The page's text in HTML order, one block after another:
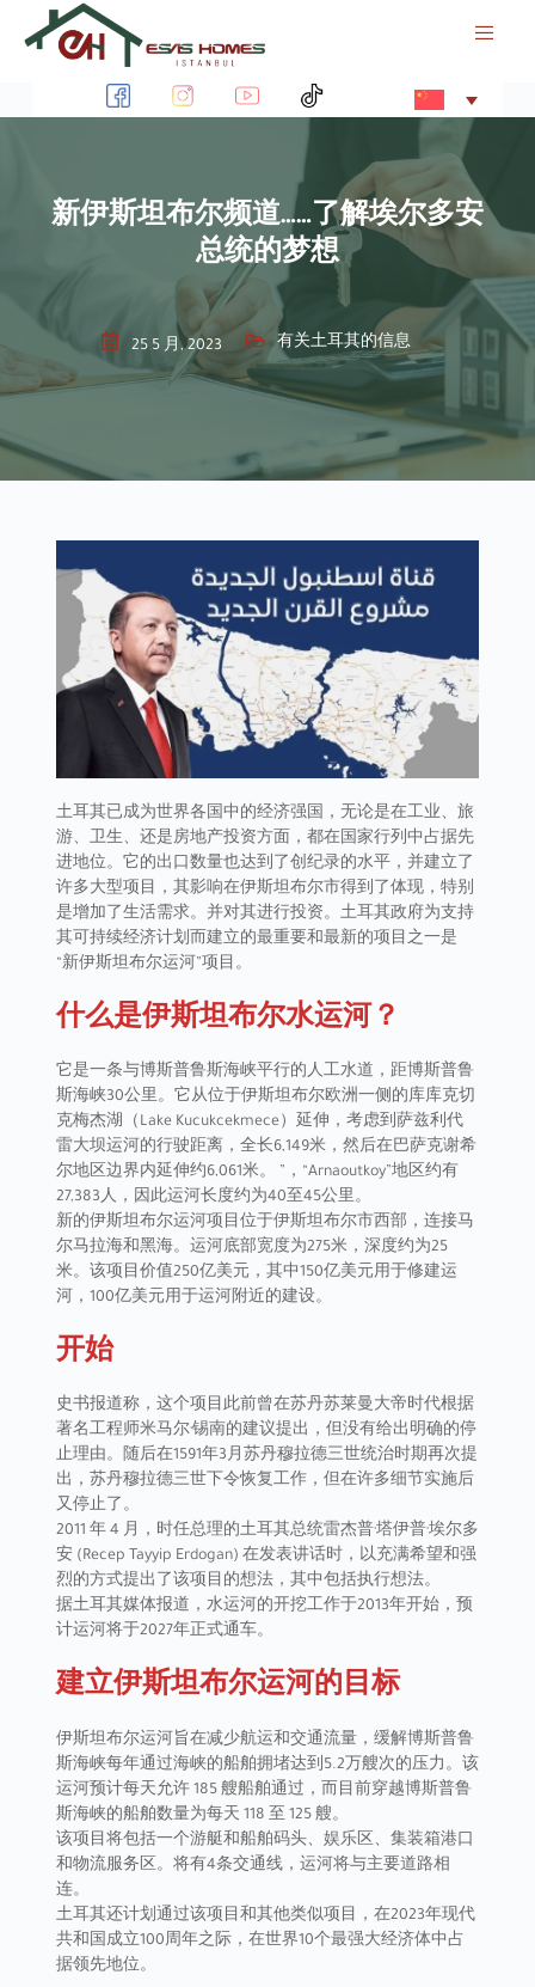
过
新伊斯坦布尔频道……了解埃尔多安
总统的梦想
25 5 月, 2023 有关土耳其的信息
土耳其已成为世界各国中的经济强国，无论是在工业、旅
游、卫生、还是房地产投资方面，都在国家行列中占据先
进地位。它的出口数量也达到了创纪录的水平，并建立了
许多大型项目，其影响在伊斯坦布尔市得到了体现，特别
是增加了生活需求。并对其进行投资。土耳其政府为支持
其可持续经济计划而建立的最重要和最新的项目之一是
“新伊斯坦布尔运河”项目。
什么是伊斯坦布尔水运河？
它是一条与博斯普鲁斯海峡平行的人工水道，距博斯普鲁
斯海峡30公里。它从位于伊斯坦布尔欧洲一侧的库库克切
克梅杰湖（Lake Kucukcekmece）延伸，考虑到萨兹利代
雷大坝运河的行驶距离，全长6,149米，然后在巴萨克谢希
尔地区边界内延伸约6,061米。 ”，“Arnaoutkoy”地区约有
27,383人，因此运河长度约为40至45公里。
新的伊斯坦布尔运河项目位于伊斯坦布尔市西部，连接马
尔马拉海和黑海。运河底部宽度为275米，深度约为25
米。该项目价值250亿美元，其中150亿美元用于修建运
河，100亿美元用于运河附近的建设。
开始
史书报道称，这个项目此前曾在苏丹苏莱曼大帝时代根据
著名工程师米马尔·锡南的建议提出，但没有给出明确的停
止理由。随后在1591年3月苏丹穆拉德三世统治时期再次提
出，苏丹穆拉德三世下令恢复工作，但在许多细节实施后
又停止了。
2011 年 4 月，时任总理的土耳其总统雷杰普·塔伊普·埃尔多
安 (Recep Tayyip Erdogan) 在发表讲话时，以充满希望和强
烈的方式提出了该项目的想法，其中包括执行想法。
据土耳其媒体报道，水运河的开挖工作于2013年开始，预
计运河将于2027年正式通车。
建立伊斯坦布尔运河的目标
伊斯坦布尔运河旨在减少航运和交通流量，缓解博斯普鲁
斯海峡每年通过海峡的船舶拥堵达到5.2万艘次的压力。该
运河预计每天允许 185 艘船舶通过，而目前穿越博斯普鲁
斯海峡的船舶数量为每天 118 至 125 艘。
该项目将包括一个游艇和船舶码头、娱乐区、集装箱港口
和物流服务区。将有4条交通线，运河将与主要道路相
连。
土耳其还计划通过该项目和其他类似项目，在2023年现代
共和国成立100周年之际，在世界10个最强大经济体中占
据领先地位。